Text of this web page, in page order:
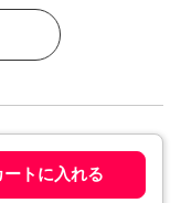
ートに入れる